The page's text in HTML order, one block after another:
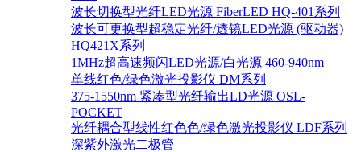
波长切换型光纤LED光源 FiberLED HQ-401系列
波长可更换型超稳定光纤/透镜LED光源 (驱动器)
HQ421X系列
1MHz超高速频闪LED光源/白光源 460-940nm
单线红色/绿色激光投影仪 DM系列
375-1550nm 紧凑型光纤输出LD光源 OSL-
POCKET
光纤耦合型线性红色色/绿色激光投影仪 LDF系列
深紫外激光二极管